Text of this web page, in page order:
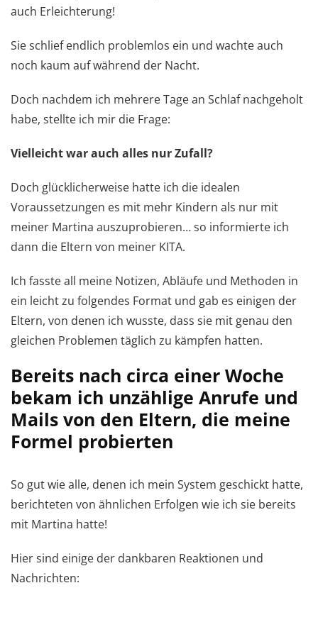
auch Erleichterung!
Sie schlief endlich problemlos ein und wachte auch
noch kaum auf während der Nacht.
Doch nachdem ich mehrere Tage an Schlaf nachgeholt
habe, stellte ich mir die Frage:
Vielleicht war auch alles nur Zufall?
Doch glücklicherweise hatte ich die idealen
Voraussetzungen es mit mehr Kindern als nur mit
meiner Martina auszuprobieren… so informierte ich
dann die Eltern von meiner KITA.
Ich fasste all meine Notizen, Abläufe und Methoden in
ein leicht zu folgendes Format und gab es einigen der
Eltern, von denen ich wusste, dass sie mit genau den
gleichen Problemen täglich zu kämpfen hatten.
Bereits nach circa einer Woche
bekam ich unzählige Anrufe und
Mails von den Eltern, die meine
Formel probierten
So gut wie alle, denen ich mein System geschickt hatte,
berichteten von ähnlichen Erfolgen wie ich sie bereits
mit Martina hatte!
Hier sind einige der dankbaren Reaktionen und
Nachrichten: